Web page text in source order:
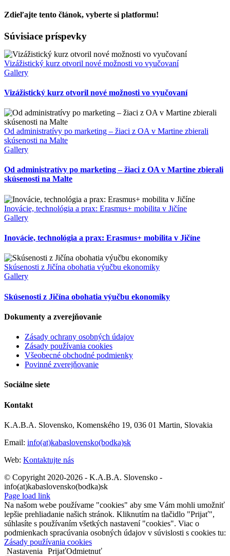
Zdieľajte tento článok, vyberte si platformu!
Facebook
X
Súvisiace príspevky
Vizážistický kurz otvoril nové možnosti vo vyučovaní
Gallery
Vizážistický kurz otvoril nové možnosti vo vyučovaní
Od administratívy po marketing – žiaci z OA v Martine zbierali
skúsenosti na Malte
Gallery
Od administratívy po marketing – žiaci z OA v Martine zbierali
skúsenosti na Malte
Inovácie, technológia a prax: Erasmus+ mobilita v Jičíne
Gallery
Inovácie, technológia a prax: Erasmus+ mobilita v Jičíne
Skúsenosti z Jičína obohatia výučbu ekonomiky
Gallery
Skúsenosti z Jičína obohatia výučbu ekonomiky
Dokumenty a zverejňovanie
Zásady ochrany osobných údajov
Zásady používania cookies
Všeobecné obchodné podmienky
Povinné zverejňovanie
Sociálne siete
Kontakt
K.A.B.A. Slovensko, Komenského 19, 036 01 Martin, Slovakia
Email: info(at)kabaslovensko(bodka)sk
Web: Kontaktujte nás
© Copyright 2020-2026 - K.A.B.A. Slovensko -
info(at)kabaslovensko(bodka)sk
Page load link
Na našom webe používame "cookies" aby sme Vám mohli umožniť
lepšie prehliadanie našich stránok. Kliknutím na tlačidlo "Prijať",
súhlasíte s používaním všetkých nastavení "cookies". Viac o
podmienkach spracúvania osobných údajov v súvislosti s cookies tu:
Zásady používania cookies
Nastavenia
PrijaťOdmietnuť